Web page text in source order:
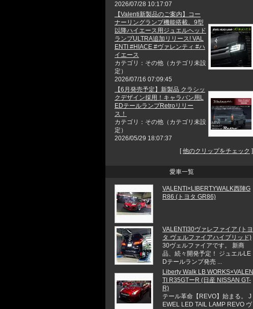
2026/07/28 10:17:07
【Valenti新製品のご案内】コー
ナーリングランプ機能搭載。9型
以降ハイエース用ジュエルヘッド
ランプULTRA追加リリース! VAL
ENTI #HIACE #ヴァレンティ #ハ
イエース
カテゴリ：その他（カテゴリ未設
定）
2026/07/16 07:09:45
【6月発売予定】新製品 クラシッ
クデザイン採用！キャラバン用L
EDテールランプRetroリリー
ス！
カテゴリ：その他（カテゴリ未設
定）
2026/05/29 18:07:37
[他のクリップをチェック ]
愛車一覧
VALENTI×LIBERTYWALK西陣G
R86 (トヨタ GR86)
VALENTI30ヴァレファイア (トヨ
タ ヴェルファイアハイブリッド)
30ヴェルファイアです。 新商
品、続々開発予定！ ジュエルLE
Dテールランプ発売 ...
Liberty Walk LB WORKS×VALEN
TI R35GTーR (日産 NISSAN GT-
R)
テール革命【REVO】始まる。 J
EWEL LED TAIL LAMP REVO ヴ